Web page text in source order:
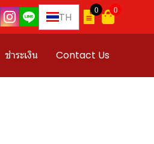
TH
0 0
ชำระเงิน Contact Us